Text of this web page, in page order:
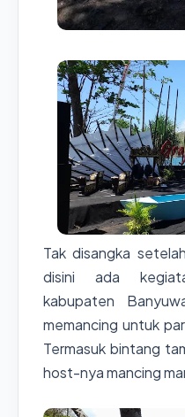
Tak disangka
disini ada
kabupaten
memancing untuk
Termasuk bintang
host-nya mancing